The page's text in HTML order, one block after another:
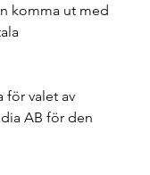
komma ut med
för valet av
AB för den